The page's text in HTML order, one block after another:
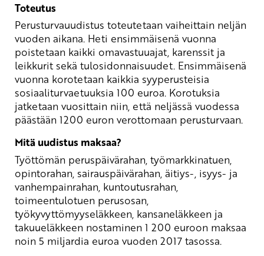
Toteutus
Perusturvauudistus toteutetaan vaiheittain neljän
vuoden aikana. Heti ensimmäisenä vuonna
poistetaan kaikki omavastuuajat, karenssit ja
leikkurit sekä tulosidonnaisuudet. Ensimmäisenä
vuonna korotetaan kaikkia syyperusteisia
sosiaaliturvaetuuksia 100 euroa. Korotuksia
jatketaan vuosittain niin, että neljässä vuodessa
päästään 1200 euron verottomaan perusturvaan.
Mitä uudistus maksaa?
Työttömän peruspäivärahan, työmarkkinatuen,
opintorahan, sairauspäivärahan, äitiys-, isyys- ja
vanhempainrahan, kuntoutusrahan,
toimeentulotuen perusosan,
työkyvyttömyyseläkkeen, kansaneläkkeen ja
takuueläkkeen nostaminen 1 200 euroon maksaa
noin 5 miljardia euroa vuoden 2017 tasossa.